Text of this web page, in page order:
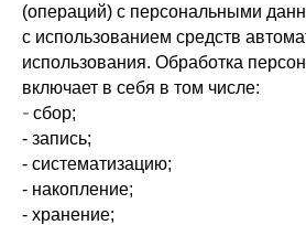
(операций) с персональными
с использованием средств
использования. Обработка
включает в себя в том числе:
- сбор;
- запись;
- систематизацию;
- накопление;
- хранение;